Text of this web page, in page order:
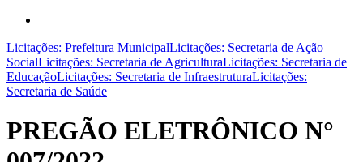
Licitações: Prefeitura MunicipalLicitações: Secretaria de Ação
SocialLicitações: Secretaria de AgriculturaLicitações: Secretaria de
EducaçãoLicitações: Secretaria de InfraestruturaLicitações:
Secretaria de Saúde
PREGÃO ELETRÔNICO N°